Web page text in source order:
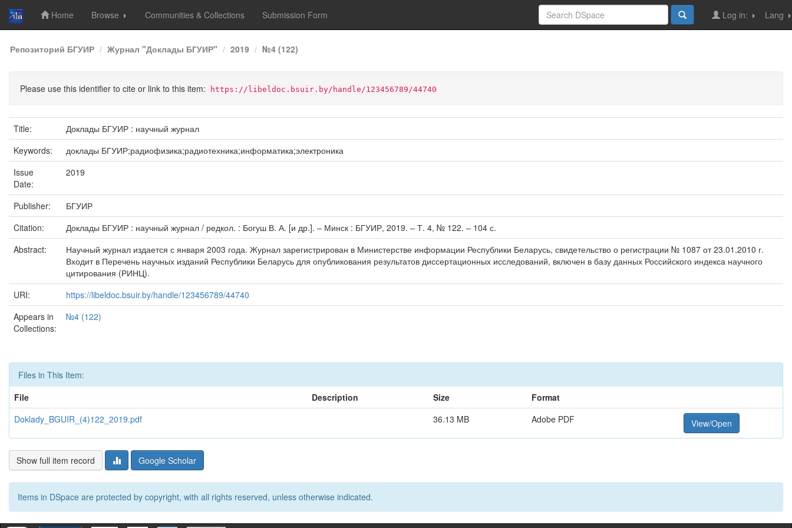
Skip
navigation
Home Browse Communities & Collections Submission Form Lang
Log in:
Репозиторий БГУИР Журнал "Доклады БГУИР" 2019 №4 (122)
Please use this identifier to cite or link to this item: https://libeldoc.bsuir.by/handle/123456789/44740
Title:
Доклады БГУИР : научный журнал
Keywords:
доклады БГУИР;радиофизика;радиотехника;информатика;электроника
Issue
Date:
2019
Publisher:
БГУИР
Citation:
Доклады БГУИР : научный журнал / редкол. : Богуш В. А. [и др.]. – Минск : БГУИР, 2019. – Т. 4, № 122. – 104 с.
Abstract:
Научный журнал издается с января 2003 года. Журнал зарегистрирован в Министерстве информации Республики Беларусь, свидетельство о регистрации № 1087 от 23.01.2010 г.
Входит в Перечень научных изданий Республики Беларусь для опубликования результатов диссертационных исследований, включен в базу данных Российского индекса научного
цитирования (РИНЦ).
URI:
https://libeldoc.bsuir.by/handle/123456789/44740
Appears in
Collections:
№4 (122)
Files in This Item:
File
Description Size
Format
Doklady_BGUIR_(4)122_2019.pdf
36.13 MB Adobe PDF View/Open
Show full item record Google Scholar
Items in DSpace are protected by copyright, with all rights reserved, unless otherwise indicated.